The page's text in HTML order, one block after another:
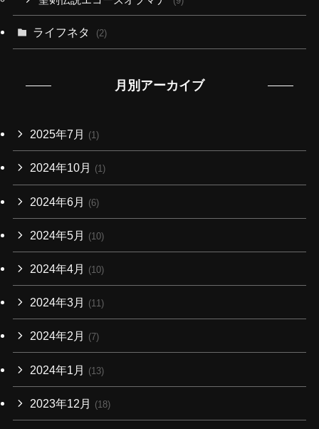
ライフネタ (2)
月別アーカイブ
2025年7月 (1)
2024年10月 (1)
2024年6月 (6)
2024年5月 (10)
2024年4月 (10)
2024年3月 (11)
2024年2月 (7)
2024年1月 (13)
2023年12月 (18)